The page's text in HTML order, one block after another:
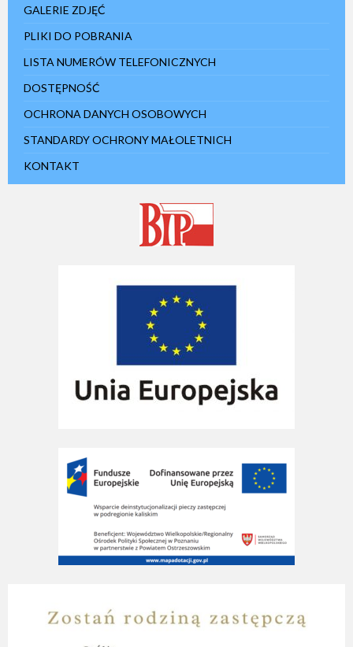
GALERIE ZDJĘĆ
PLIKI DO POBRANIA
LISTA NUMERÓW TELEFONICZNYCH
DOSTĘPNOŚĆ
OCHRONA DANYCH OSOBOWYCH
STANDARDY OCHRONY MAŁOLETNICH
KONTAKT